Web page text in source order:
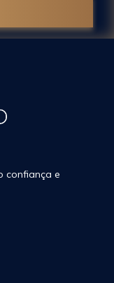
confiança e